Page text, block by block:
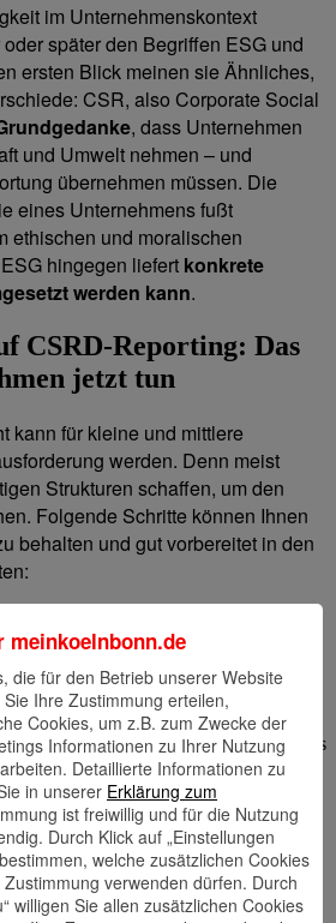
im Unternehmenskontext
später den Begriffen ESG und
ersten Blick meinen sie Ähnliches,
CSR, also Corporate Social
, dass Unternehmen
und Umwelt nehmen – und
übernehmen müssen. Die
eines Unternehmens fußt
ethischen und moralischen
hingegen liefert konkrete
werden kann.
CSRD-Reporting: Das
jetzt tun
kann für kleine und mittlere
werden. Denn meist
Strukturen schaffen, um den
Folgende Schritte können Ihnen
behalten und gut vorbereitet in den
sich in Ihrem Unternehmen um den
mit der Thematik auskennt, sollten Sie
aufbauen.
bestimmen:Nicht alle ESG-Kriterien
gleich wichtig. Ermitteln Sie mittels
die Kriterien, die für Sie
Leiten Sie daraus ab, welche Daten
werden müssen, um später in den
einzufließen.
Finden Sie eine technische Lösung,
passt und die den bürokratischen
Aufwand minimiert.
Nachhaltige Investitionen können
meinkoelnbonn.de
die für den Betrieb unserer Website
Ihre Zustimmung erteilen,
Cookies, um z.B. zum Zwecke der
Informationen zu Ihrer Nutzung
Detaillierte Informationen zu
in unserer Erklärung zum
ist freiwillig und für die Nutzung
Durch Klick auf „Einstellungen
welche zusätzlichen Cookies
verwenden dürfen. Durch
willigen Sie allen zusätzlichen Cookies